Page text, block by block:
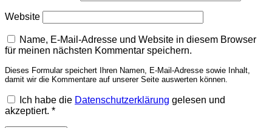
Website
Name, E-Mail-Adresse und Website in diesem Browser
für meinen nächsten Kommentar speichern.
Dieses Formular speichert Ihren Namen, E-Mail-Adresse sowie Inhalt,
damit wir die Kommentare auf unserer Seite auswerten können.
Ich habe die Datenschutzerklärung gelesen und
akzeptiert. *